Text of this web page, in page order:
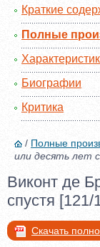
Краткие
Полные
Биографии
Критика
/ Полные
или десять лет
Виконт де
спустя [121/
Скачать